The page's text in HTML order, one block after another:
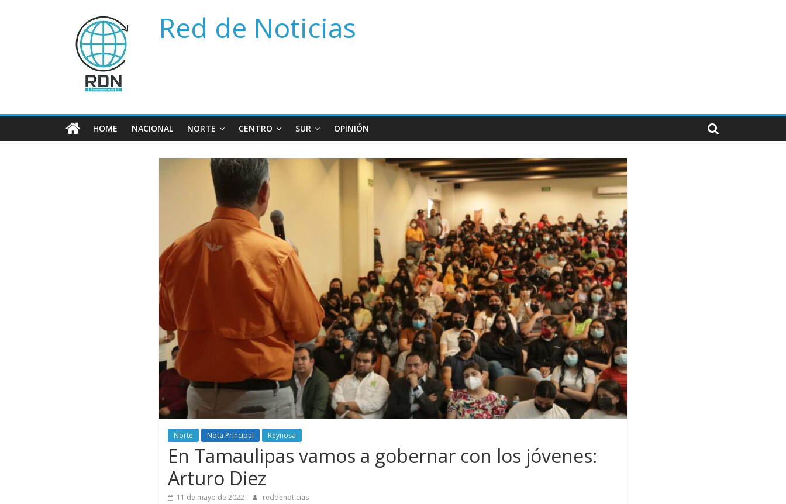
Red de Noticias
HOME NACIONAL NORTE CENTRO SUR OPINIÓN
Norte Nota Principal Reynosa
En Tamaulipas vamos a gobernar con los jóvenes:
Arturo Diez
11 de mayo de 2022 reddenoticias